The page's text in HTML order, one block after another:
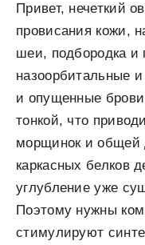
Привет, нечеткий
провисания кожи,
шеи, подбородка и
назоорбитальные
и опущенные
тонкой, что
морщинок и общей
каркасных белков
углубление уже
Поэтому нужны
стимулируют